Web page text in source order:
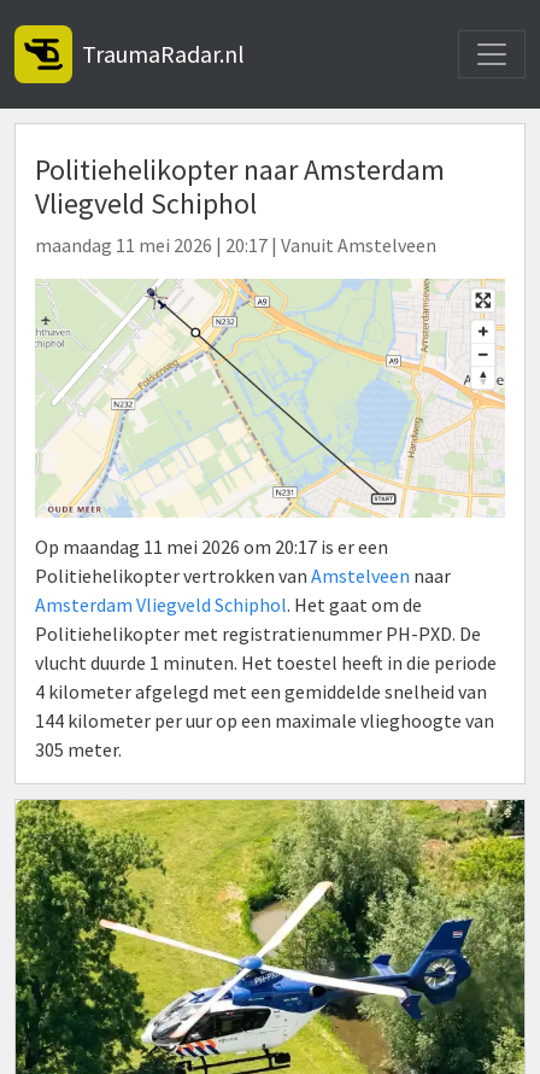
TraumaRadar.nl
Politiehelikopter naar Amsterdam
Vliegveld Schiphol
maandag 11 mei 2026 | 20:17 | Vanuit Amstelveen
Op maandag 11 mei 2026 om 20:17 is er een
Politiehelikopter vertrokken van Amstelveen naar
Amsterdam Vliegveld Schiphol. Het gaat om de
Politiehelikopter met registratienummer PH-PXD. De
vlucht duurde 1 minuten. Het toestel heeft in die periode
4 kilometer afgelegd met een gemiddelde snelheid van
144 kilometer per uur op een maximale vlieghoogte van
305 meter.